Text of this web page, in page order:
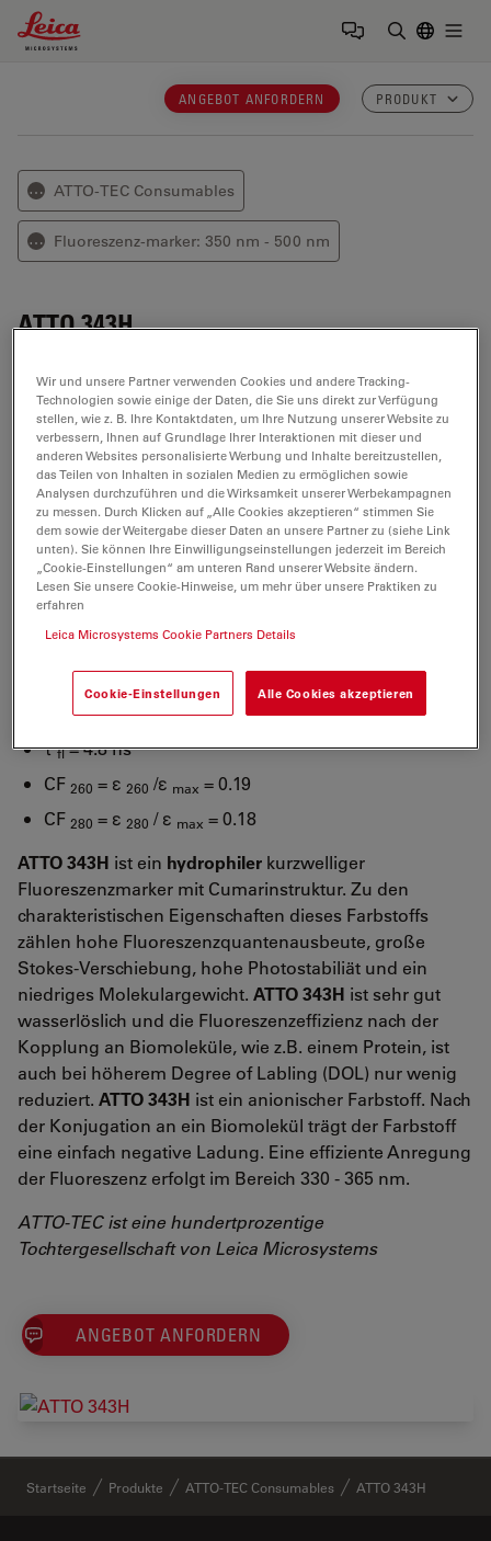
Leica Microsystems Logo
ANGEBOT ANFORDERN PRODUKT
⋯ ATTO-TEC Consumables
⋯ Fluoreszenz-marker: 350 nm - 500 nm
ATTO 343H
Fluoreszenzmarker mit Cumarinstruktur. Zu den
charakteristischen Eigenschaften dieses Farbstoffs
zählen hohe Fluoreszenzquantenausbeute, große
Stokes-Verschiebung, hohe Photostabiliät und ein
niedriges Molekulargewicht.
Optische Eigenschaften
λabs= 343 nm
ε
= 1.9×104 M-1cm-1
= 441 nm
= 90 %
τfl= 4.8 ns
CF 260 = ε 260 /ε max = 0.19
CF 280 = ε 280 / ε max = 0.18
ATTO 343H ist ein hydrophiler kurzwelliger
Fluoreszenzmarker mit Cumarinstruktur. Zu den
charakteristischen Eigenschaften dieses Farbstoffs
zählen hohe Fluoreszenzquantenausbeute, große
Stokes-Verschiebung, hohe Photostabiliät und ein
niedriges Molekulargewicht. ATTO 343H ist sehr gut
wasserlöslich und die Fluoreszenzeffizienz nach der
Kopplung an Biomoleküle, wie z.B. einem Protein, ist
auch bei höherem Degree of Labling (DOL) nur wenig
reduziert. ATTO 343H ist ein anionischer Farbstoff. Nach
der Konjugation an ein Biomolekül trägt der Farbstoff
eine einfach negative Ladung. Eine effiziente Anregung
der Fluoreszenz erfolgt im Bereich 330 - 365 nm.
ATTO-TEC ist eine hundertprozentige
Tochtergesellschaft von Leica Microsystems
ANGEBOT ANFORDERN
Startseite Produkte ATTO-TEC Consumables ATTO 343H
Wir und unsere Partner verwenden Cookies und andere Tracking-
Technologien sowie einige der Daten, die Sie uns direkt zur Verfügung
stellen, wie z. B. Ihre Kontaktdaten, um Ihre Nutzung unserer Website zu
verbessern, Ihnen auf Grundlage Ihrer Interaktionen mit dieser und
anderen Websites personalisierte Werbung und Inhalte bereitzustellen,
das Teilen von Inhalten in sozialen Medien zu ermöglichen sowie
Analysen durchzuführen und die Wirksamkeit unserer Werbekampagnen
zu messen. Durch Klicken auf „Alle Cookies akzeptieren“ stimmen Sie
dem sowie der Weitergabe dieser Daten an unsere Partner zu (siehe Link
unten). Sie können Ihre Einwilligungseinstellungen jederzeit im Bereich
„Cookie-Einstellungen“ am unteren Rand unserer Website ändern.
Lesen Sie unsere Cookie-Hinweise, um mehr über unsere Praktiken zu
erfahren
Leica Microsystems Cookie Partners Details
Cookie-Einstellungen Alle Cookies akzeptieren